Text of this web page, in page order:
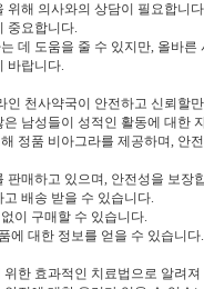
위해 의사와의 상담이 필요합니
중요합니다.
데 도움을 줄 수 있지만, 올바른
바랍니다.
천사약국이 안전하고 신뢰할
남성들이 성적인 활동에 대한
정품 비아그라를 제공하며, 안
판매하고 있으며, 안전성을 보장
배송 받을 수 있습니다.
이 구매할 수 있습니다.
에 대한 정보를 얻을 수 있습니다.
한 효과적인 치료법으로 알려